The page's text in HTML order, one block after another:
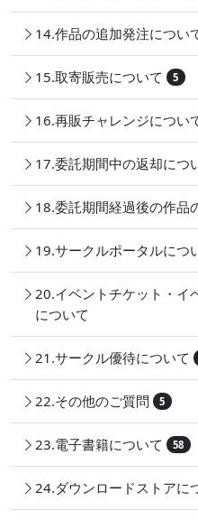
14.作品の追加発注につい
15.取寄販売について 5
16.再販チャレンジについ
17.委託期間中の返却につ
18.委託期間経過後の作品
19.サークルポータルにつ
20.イベントチケット・イ
について
21.サークル優待について
22.その他のご質問 5
23.電子書籍について 58
24.ダウンロードストアに